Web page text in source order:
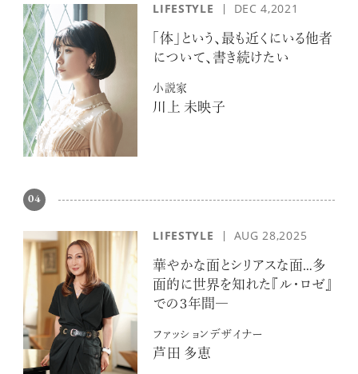
LIFESTYLE DEC 4,2021
「体」という、最も近くにいる他者
について、書き続けたい
小説家
川上 未映子
04
LIFESTYLE AUG 28,2025
華やかな面とシリアスな面…多
面的に世界を知れた『ル・ロゼ』
での３年間―
ファッションデザイナー
芦田 多恵